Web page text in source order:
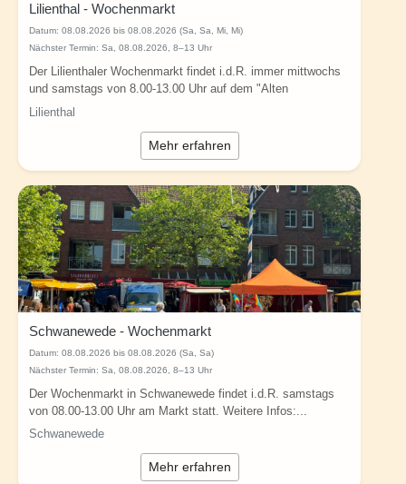
Lilienthal - Wochenmarkt
Datum: 08.08.2026 bis 08.08.2026 (Sa, Sa, Mi, Mi)
Nächster Termin: Sa, 08.08.2026, 8–13 Uhr
Der Lilienthaler Wochenmarkt findet i.d.R. immer mittwochs
und samstags von 8.00-13.00 Uhr auf dem "Alten
Marktplatz" in der Klosterstraße statt. ...
Lilienthal
Mehr erfahren
Schwanewede - Wochenmarkt
Datum: 08.08.2026 bis 08.08.2026 (Sa, Sa)
Nächster Termin: Sa, 08.08.2026, 8–13 Uhr
Der Wochenmarkt in Schwanewede findet i.d.R. samstags
von 08.00-13.00 Uhr am Markt statt. Weitere Infos:...
Schwanewede
Mehr erfahren